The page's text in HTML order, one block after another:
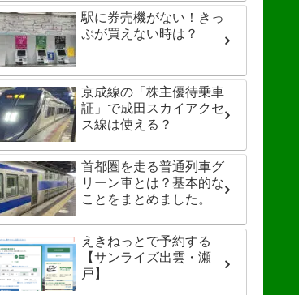
駅に券売機がない！きっ
ぷが買えない時は？
京成線の「株主優待乗車
証」で成田スカイアクセ
ス線は使える？
首都圏を走る普通列車グ
リーン車とは？基本的な
ことをまとめました。
えきねっとで予約する
【サンライズ出雲・瀬
戸】